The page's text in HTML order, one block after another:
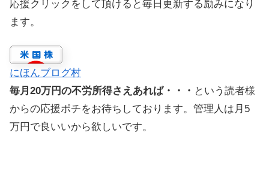
応援クリックをして頂けると毎日更新する励みになり
ます。
にほんブログ村
毎月20万円の不労所得さえあれば・・・ という読者様
からの応援ポチをお待ちしております。管理人は月5
万円で良いいから欲しいです。